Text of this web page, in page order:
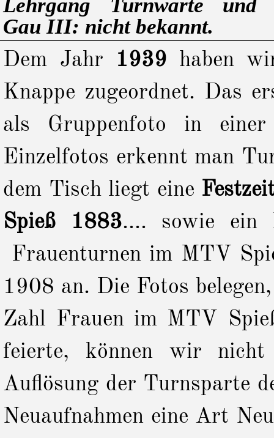
Lehrgang Turnwarte und
Gau III: nicht bekannt.
Dem Jahr 1939 haben
Knappe zugeordnet. Das
als Gruppenfoto in
Einzelfotos erkennt man
dem Tisch liegt eine
Spieß 1883.... sowie ein
Frauenturnen im MTV
1908 an. Die Fotos
Zahl Frauen im MTV
feierte, können wir nicht
Auflösung der Turnsparte
Neuaufnahmen eine Art